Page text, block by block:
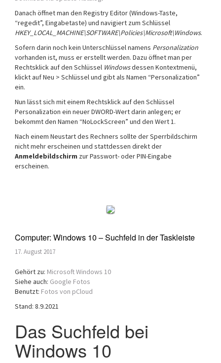
Danach öffnet man den Registry Editor (Windows-Taste,
“regedit”, Eingabetaste) und navigiert zum Schlüssel
HKEY_LOCAL_MACHINE\SOFTWARE\Policies\Microsoft\Windows.
Sofern darin noch kein Unterschlüssel namens Personalization
vorhanden ist, muss er erstellt werden. Dazu öffnet man per
Rechtsklick auf den Schlüssel Windowsdessen Kontextmenü,
klickt auf Neu > Schlüssel und gibt als Namen “Personalization”
ein.
Nun lässt sich mit einem Rechtsklick auf den Schlüssel
Personalization ein neuer DWORD-Wert darin anlegen; er
bekommt den Namen “NoLockScreen” und den Wert 1.
Nach einem Neustart des Rechners sollte der Sperrbildschirm
nicht mehr erscheinen und stattdessen direkt der
Anmeldebildschirm zur Passwort- oder PIN-Eingabe
erscheinen.
Computer: Windows 10 – Suchfeld in der Taskleiste
17. August 2017
Gehört zu: Microsoft Windows 10
Siehe auch: Google Fotos
Benutzt: Fotos von pCloud
Stand: 8.9.2021
Das Suchfeld bei
Windows 10